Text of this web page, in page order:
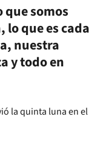
somos
lo que es cada
nuestra
y todo en